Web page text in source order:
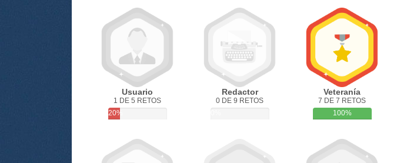
Usuario
1 DE 5 RETOS
20%
Redactor
0 DE 9 RETOS
Veteranía
7 DE 7 RETOS
100%